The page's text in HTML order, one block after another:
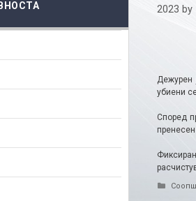
2023 by
Дежурен
убиени
Според